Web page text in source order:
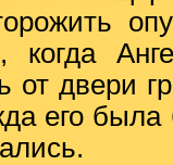
когда
от двери
его была